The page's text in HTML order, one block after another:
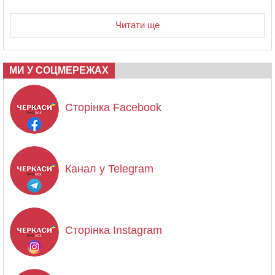
Читати ще
МИ У СОЦМЕРЕЖАХ
Сторінка Facebook
Канал у Telegram
Сторінка Instagram